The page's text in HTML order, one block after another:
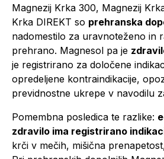
Magnezij Krka 300, Magnezij
Krka DIREKT so prehranska
nadomestilo za uravnoteženo in
prehrano. Magnesol pa je
je registrirano za določene
opredeljene kontraindikacije,
previdnostne ukrepe v navodilu
Pomembna posledica te razlike:
zdravilo ima registrirano
krči v mečih, mišična